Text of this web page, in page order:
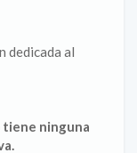
dedicada al
tiene ninguna